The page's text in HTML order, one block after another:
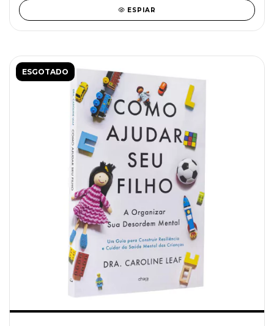
ESPIAR
ESGOTADO